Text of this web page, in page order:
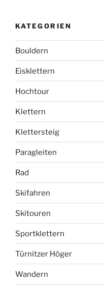
KATEGORIEN
Bouldern
Eisklettern
Hochtour
Klettern
Klettersteig
Paragleiten
Rad
Skifahren
Skitouren
Sportklettern
Türnitzer Höger
Wandern